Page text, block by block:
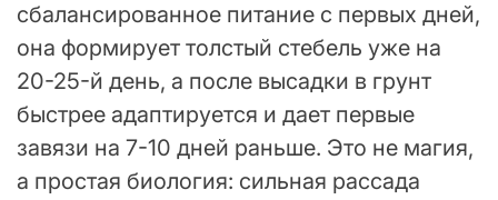
сбалансированное питание с первых дней,
она формирует толстый стебель уже на
20-25-й день, а после высадки в грунт
быстрее адаптируется и дает первые
завязи на 7-10 дней раньше. Это не магия,
а простая биология: сильная рассада